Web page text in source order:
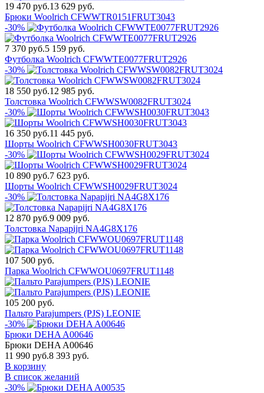
19 470 руб.13 629 руб.
Брюки Woolrich CFWWTR0151FRUT3043
-30%
7 370 руб.5 159 руб.
Футболка Woolrich CFWWTE0077FRUT2926
-30%
18 550 руб.12 985 руб.
Толстовка Woolrich CFWWSW0082FRUT3024
-30%
16 350 руб.11 445 руб.
Шорты Woolrich CFWWSH0030FRUT3043
-30%
10 890 руб.7 623 руб.
Шорты Woolrich CFWWSH0029FRUT3024
-30%
12 870 руб.9 009 руб.
Толстовка Napapijri NA4G8X176
107 500 руб.
Парка Woolrich CFWWOU0697FRUT1148
105 200 руб.
Пальто Parajumpers (PJS) LEONIE
-30%
Брюки DEHA A00646
Брюки DEHA A00646
11 990 руб.8 393 руб.
В корзину
В список желаний
-30%